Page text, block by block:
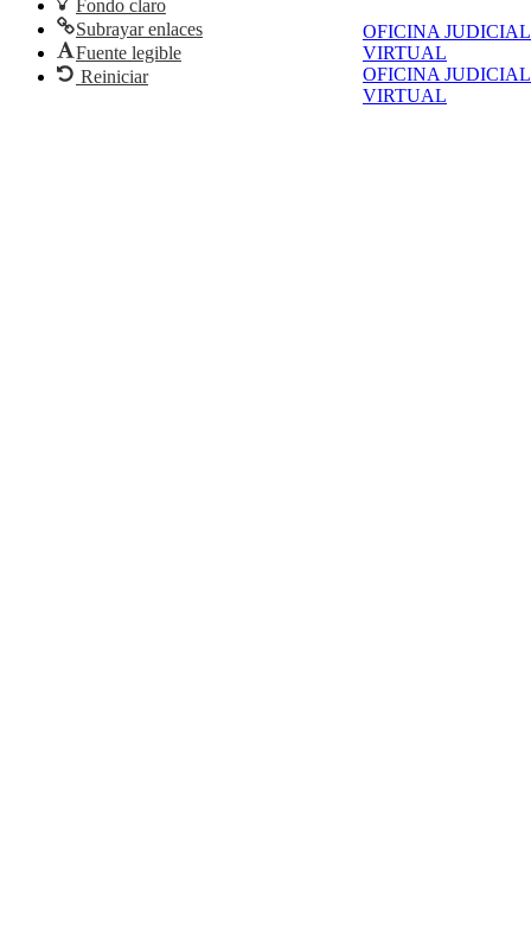
OFICINA JUDICIAL
VIRTUAL
OFICINA JUDICIAL
VIRTUAL
Fondo claro
Subrayar enlaces
Fuente legible
Reiniciar